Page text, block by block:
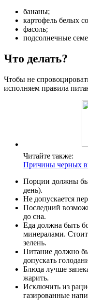
бананы;
картофель белых
фасоль;
подсолнечные
Что делать?
Чтобы не
исполняем правила
Читайте также:
Причины черных
Порции должны
день).
Не допускается
Последний
до сна.
Еда должна быть
минералами.
зелень.
Питание должно
допускать
Блюда лучше
жарить.
Исключить из
газированные